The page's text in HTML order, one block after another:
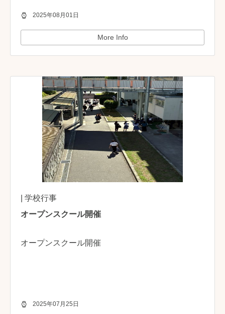
2025年08月01日
More Info
| 学校行事
オープンスクール開催
オープンスクール開催
2025年07月25日